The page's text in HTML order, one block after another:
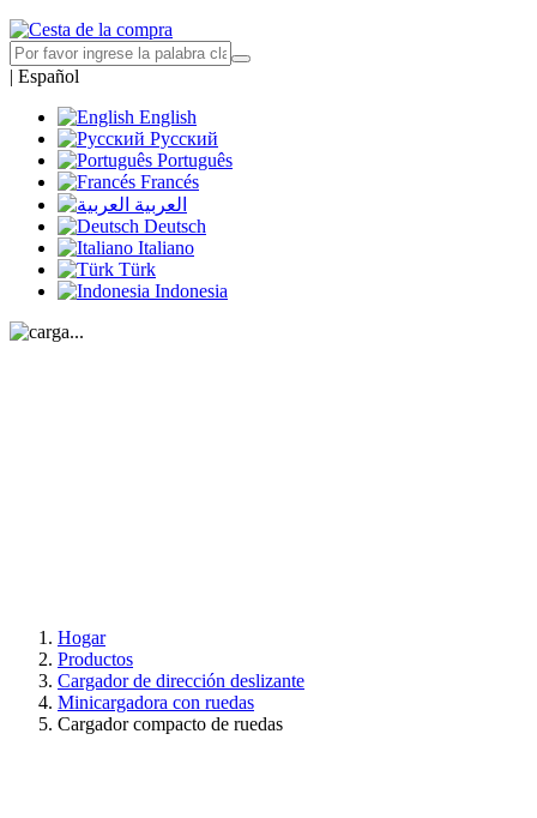
| Español
English
Русский
Português
Francés
العربية
Deutsch
Italiano
Türk
Indonesia
Hogar
Productos
Cargador de dirección deslizante
Minicargadora con ruedas
Cargador compacto de ruedas